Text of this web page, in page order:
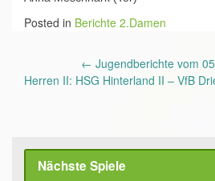
Posted in Berichte 2.Damen
navigation
← Jugendberichte vom
Herren II: HSG Hinterland II – VfB
Nächste Spiele